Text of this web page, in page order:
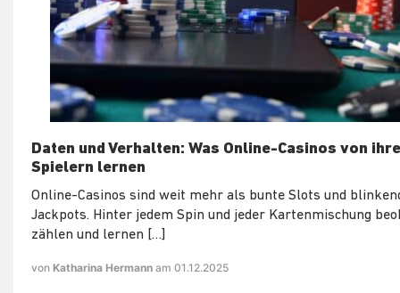
Daten und Verhalten: Was Online-Casinos von
Spielern lernen
Online-Casinos sind weit mehr als bunte Slots und
Jackpots. Hinter jedem Spin und jeder Kartenmischung
zählen und lernen […]
von Katharina Hermann am 01.12.2025